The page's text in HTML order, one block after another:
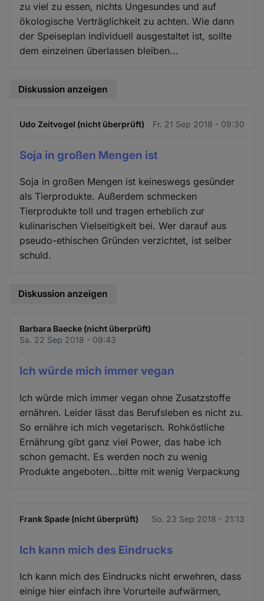
zu viel zu essen, nichts Ungesundes und auf
ökologische Verträglichkeit zu achten. Wie dann
der Speiseplan individuell ausgestaltet ist, sollte
dem einzelnen überlassen bleiben...
Diskussion anzeigen
Udo Zeitvogel (nicht überprüft) Fr. 21 Sep 2018 - 09:30
Soja in großen Mengen ist
Soja in großen Mengen ist keineswegs gesünder
als Tierprodukte. Außerdem schmecken
Tierprodukte toll und tragen erheblich zur
kulinarischen Vielseitigkeit bei. Wer darauf aus
pseudo-ethischen Gründen verzichtet, ist selber
schuld.
Diskussion anzeigen
Barbara Baecke (nicht überprüft)
Sa. 22 Sep 2018 - 09:43
Ich würde mich immer vegan
Ich würde mich immer vegan ohne Zusatzstoffe
ernähren. Leider lässt das Berufsleben es nicht zu.
So ernähre ich mich vegetarisch. Rohköstliche
Ernährung gibt ganz viel Power, das habe ich
schon gemacht. Es werden noch zu wenig
Produkte angeboten...bitte mit wenig Verpackung
Frank Spade (nicht überprüft) So. 23 Sep 2018 - 21:13
Ich kann mich des Eindrucks
Ich kann mich des Eindrucks nicht erwehren, dass
einige hier einfach ihre Vorurteile aufwärmen,